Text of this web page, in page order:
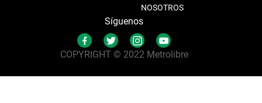
NOSOTROS
Síguenos
COPYRIGHT © 2022 Metrolibre